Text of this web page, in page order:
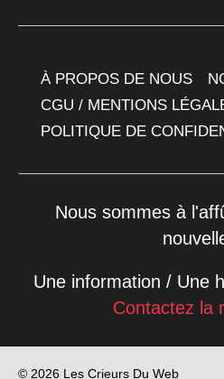
À PROPOS DE NOUS
CGU / MENTIONS
POLITIQUE DE
Nous sommes à
Une information / Une
Contactez la
© 2026 Les Crieurs Du Web